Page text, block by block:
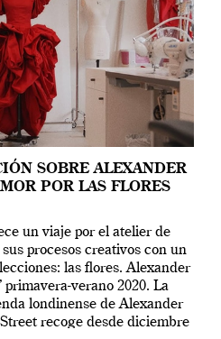
SOBRE ALEXANDER
POR LAS FLORES
un viaje por el atelier de
procesos creativos con un
las flores. Alexander
primavera-verano 2020. La
londinense de Alexander
recoge desde diciembre